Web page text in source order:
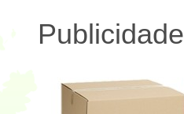
Publicidade